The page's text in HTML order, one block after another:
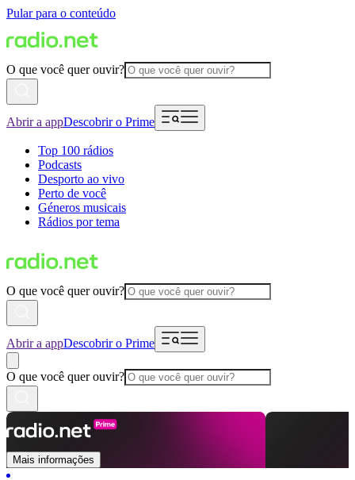
Pular para o conteúdo
O que você quer ouvir?
Abrir a appDescobrir o Prime
Top 100 rádios
Podcasts
Desporto ao vivo
Perto de você
Géneros musicais
Rádios por tema
O que você quer ouvir?
Abrir a appDescobrir o Prime
O que você quer ouvir?
Mais informações